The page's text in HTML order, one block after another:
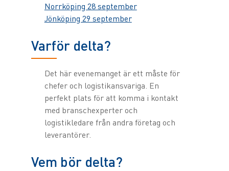
Norrköping 28 september
Jönköping 29 september
Varför delta?
Det här evenemanget är ett måste för
chefer och logistikansvariga. En
perfekt plats för att komma i kontakt
med branschexperter och
logistikledare från andra företag och
leverantörer.
Vem bör delta?